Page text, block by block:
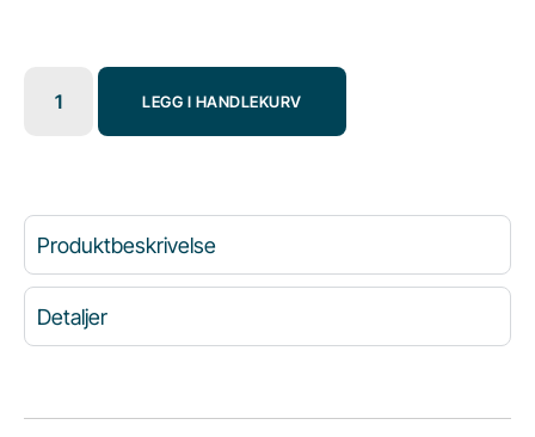
LEGG I HANDLEKURV
Produktbeskrivelse
Detaljer